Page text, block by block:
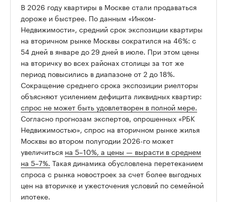
В 2026 году квартиры в Москве стали продаваться
дороже и быстрее. По данным «Инком-
Недвижимости», средний срок экспозиции квартиры
на вторичном рынке Москвы сократился на 46%: с
54 дней в январе до 29 дней в июле. При этом цены
на вторичку во всех районах столицы за тот же
период повысились в диапазоне от 2 до 18%.
Сокращение среднего срока экспозиции риелторы
объясняют усилением дефицита ликвидных квартир:
спрос не может быть удовлетворен в полной мере.
Согласно прогнозам экспертов, опрошенных «РБК
Недвижимостью», спрос на вторичном рынке жилья
Москвы во втором полугодии 2026-го может
увеличиться на 5–10%, а цены — вырасти в среднем
на 5–7%. Такая динамика обусловлена перетеканием
спроса с рынка новостроек за счет более выгодных
цен на вторичке и ужесточения условий по семейной
ипотеке.